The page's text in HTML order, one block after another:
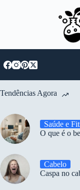
Tendências Agora
Saúde e
O que é o
Cabelo
Caspa no